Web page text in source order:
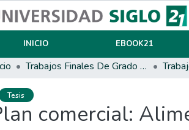
INICIO EBOOK21
Trabajos Finales De Grado Y Posgrado
Tesis
comercial: